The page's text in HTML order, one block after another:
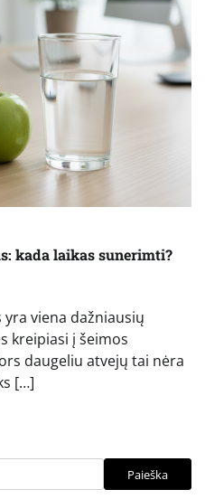
kada laikas sunerimti?
viena dažniausių
kreipiasi į šeimos
daugeliu atvejų tai nėra
[…]
Paieška